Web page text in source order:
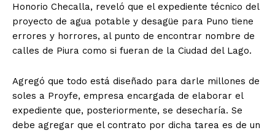
Honorio Checalla, reveló que el expediente técnico del
proyecto de agua potable y desagüe para Puno tiene
errores y horrores, al punto de encontrar nombre de
calles de Piura como si fueran de la Ciudad del Lago.
Agregó que todo está diseñado para darle millones de
soles a Proyfe, empresa encargada de elaborar el
expediente que, posteriormente, se desecharía. Se
debe agregar que el contrato por dicha tarea es de un